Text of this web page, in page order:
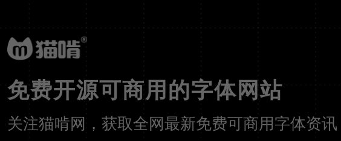
免费开源可商用的字体网站
关注猫啃网，获取全网最新免费可商用字体资讯